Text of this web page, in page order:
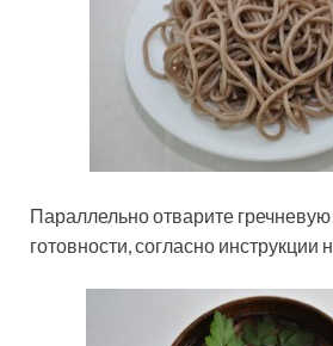
Параллельно отварите
готовности, согласно инструкции